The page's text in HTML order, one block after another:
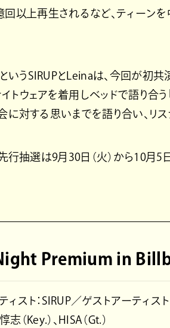
以上再生されるなど、ティーン
いうSIRUPとLeinaは、今回が初
トウェアを着用しベッドで語り合
対する思いまでを語り合い、リ
行抽選は9月30日（火）から10月5
Premium in
ィスト：SIRUP／ゲストアーティス
（Key.）、HISA（Gt.）